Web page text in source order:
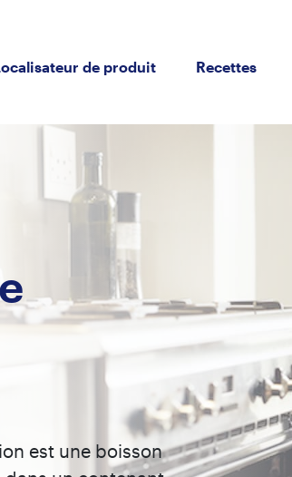
de produit Recettes
est une boisson